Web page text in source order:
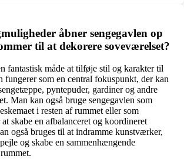
åbner sengegavlen op
til at dekorere soveværelset?
fantastisk måde at tilføje stil og karakter til
fungerer som en central fokuspunkt, der kan
pyntepuder, gardiner og andre
Man kan også bruge sengegavlen som
i resten af rummet eller som
skabe en afbalanceret og koordineret
også bruges til at indramme kunstværker,
og skabe en sammenhængende